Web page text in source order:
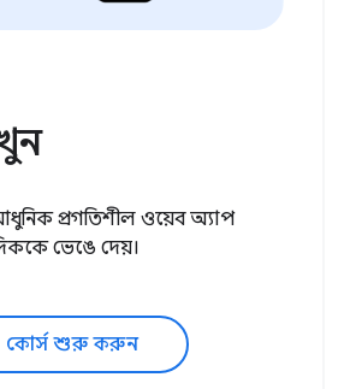
প্রগতিশীল ওয়েব অ্যাপ
ভেঙে দেয়।
কোর্স শুরু করুন